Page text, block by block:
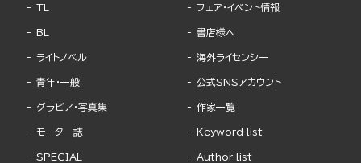
TL
BL
ライトノベル
青年・一般
グラビア・写真集
モーター誌
SPECIAL
フェア・イベント情報
書店様へ
海外ライセンシー
公式SNSアカウント
作家一覧
Keyword list
Author list